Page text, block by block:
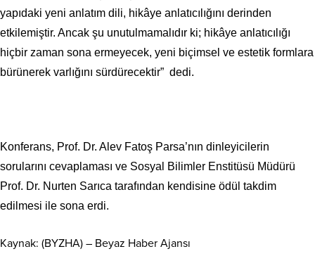
yapıdaki yeni anlatım dili, hikâye anlatıcılığını derinden
etkilemiştir. Ancak şu unutulmamalıdır ki; hikâye anlatıcılığı
hiçbir zaman sona ermeyecek, yeni biçimsel ve estetik formlara
bürünerek varlığını sürdürecektir” dedi.
Konferans, Prof. Dr. Alev Fatoş Parsa’nın dinleyicilerin
sorularını cevaplaması ve Sosyal Bilimler Enstitüsü Müdürü
Prof. Dr. Nurten Sarıca tarafından kendisine ödül takdim
edilmesi ile sona erdi.
Kaynak: (BYZHA) – Beyaz Haber Ajansı